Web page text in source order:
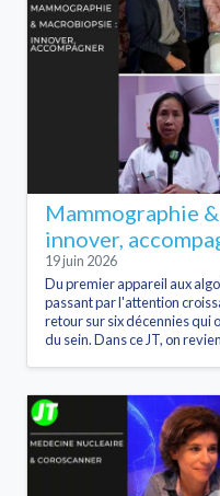
Mammographie
innover,
19 juin 2026
Du premier appareil aux
passant par l'attention
retour sur six décennies qui
du sein. Dans ce JT, on